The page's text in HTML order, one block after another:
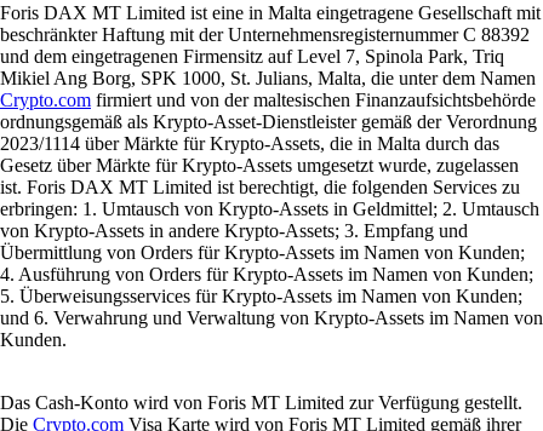
Foris DAX MT Limited ist eine in Malta eingetragene Gesellschaft mit
beschränkter Haftung mit der Unternehmensregisternummer C 88392
und dem eingetragenen Firmensitz auf Level 7, Spinola Park, Triq
Mikiel Ang Borg, SPK 1000, St. Julians, Malta, die unter dem Namen
Crypto.com firmiert und von der maltesischen Finanzaufsichtsbehörde
ordnungsgemäß als Krypto-Asset-Dienstleister gemäß der Verordnung
2023/1114 über Märkte für Krypto-Assets, die in Malta durch das
Gesetz über Märkte für Krypto-Assets umgesetzt wurde, zugelassen
ist. Foris DAX MT Limited ist berechtigt, die folgenden Services zu
erbringen: 1. Umtausch von Krypto-Assets in Geldmittel; 2. Umtausch
von Krypto-Assets in andere Krypto-Assets; 3. Empfang und
Übermittlung von Orders für Krypto-Assets im Namen von Kunden;
4. Ausführung von Orders für Krypto-Assets im Namen von Kunden;
5. Überweisungsservices für Krypto-Assets im Namen von Kunden;
und 6. Verwahrung und Verwaltung von Krypto-Assets im Namen von
Kunden.
Das Cash-Konto wird von Foris MT Limited zur Verfügung gestellt.
Die Crypto.com Visa Karte wird von Foris MT Limited gemäß ihrer